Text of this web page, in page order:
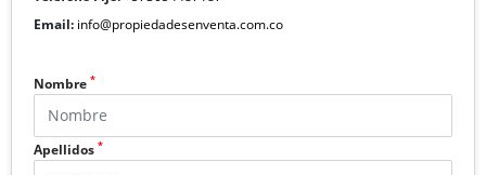
Email: info@propiedadesenventa.com.co
Nombre *
Apellidos *